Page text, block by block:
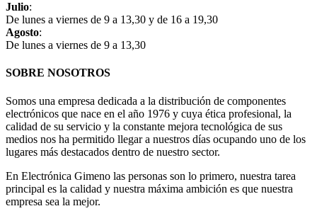
Julio:
De lunes a viernes de 9 a 13,30 y de 16 a 19,30
Agosto:
De lunes a viernes de 9 a 13,30
SOBRE NOSOTROS
Somos una empresa dedicada a la distribución de componentes
electrónicos que nace en el año 1976 y cuya ética profesional, la
calidad de su servicio y la constante mejora tecnológica de sus
medios nos ha permitido llegar a nuestros días ocupando uno de los
lugares más destacados dentro de nuestro sector.
En Electrónica Gimeno las personas son lo primero, nuestra tarea
principal es la calidad y nuestra máxima ambición es que nuestra
empresa sea la mejor.